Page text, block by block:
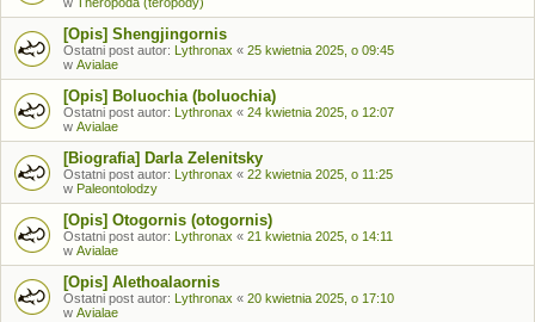
[Opis] Shengjingornis
Ostatni post autor: Lythronax « 25 kwietnia 2025, o 09:45
w Avialae
[Opis] Boluochia (boluochia)
Ostatni post autor: Lythronax « 24 kwietnia 2025, o 12:07
w Avialae
[Biografia] Darla Zelenitsky
Ostatni post autor: Lythronax « 22 kwietnia 2025, o 11:25
w Paleontolodzy
[Opis] Otogornis (otogornis)
Ostatni post autor: Lythronax « 21 kwietnia 2025, o 14:11
w Avialae
[Opis] Alethoalaornis
Ostatni post autor: Lythronax « 20 kwietnia 2025, o 17:10
w Avialae